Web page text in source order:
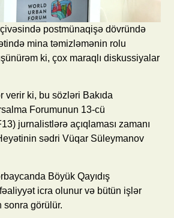
postmünaqişə dövründə
mina təmizləmənin rolu
ki, çox maraqlı diskussiyalar
verir ki, bu sözləri Bakıda
Forumunun 13-cü
jurnalistlərə açıqlaması zamanı
sədri Vüqar Süleymanov
Böyük Qayıdış
icra olunur və bütün işlər
sonra görülür.